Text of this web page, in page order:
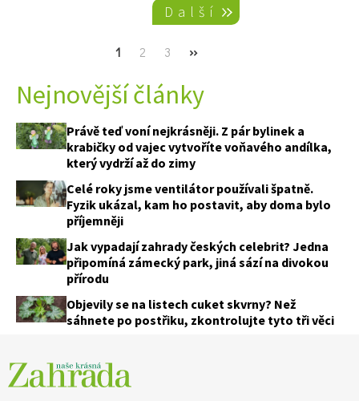
Pagination
Další
Current
1 Page
2 Page
3
Next
››
Nejnovější články
Právě teď voní nejkrásněji. Z pár bylinek a
krabičky od vajec vytvoříte voňavého andílka,
který vydrží až do zimy
Celé roky jsme ventilátor používali špatně.
Fyzik ukázal, kam ho postavit, aby doma bylo
příjemněji
Jak vypadají zahrady českých celebrit? Jedna
připomíná zámecký park, jiná sází na divokou
přírodu
Objevily se na listech cuket skvrny? Než
sáhnete po postřiku, zkontrolujte tyto tři věci